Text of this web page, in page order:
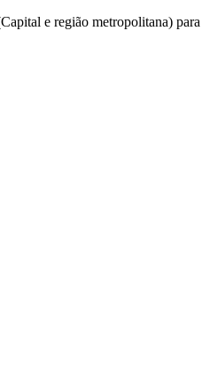
e região metropolitana)